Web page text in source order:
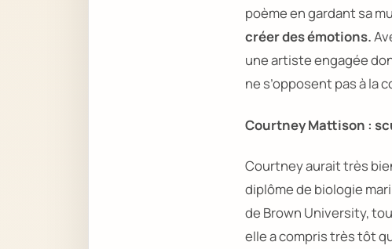
poème en gardant sa
créer des émotions.
une artiste engagée
ne s’opposent pas à la
Courtney Mattison :
Courtney aurait très
diplôme de biologie
de Brown University,
elle a compris très tôt